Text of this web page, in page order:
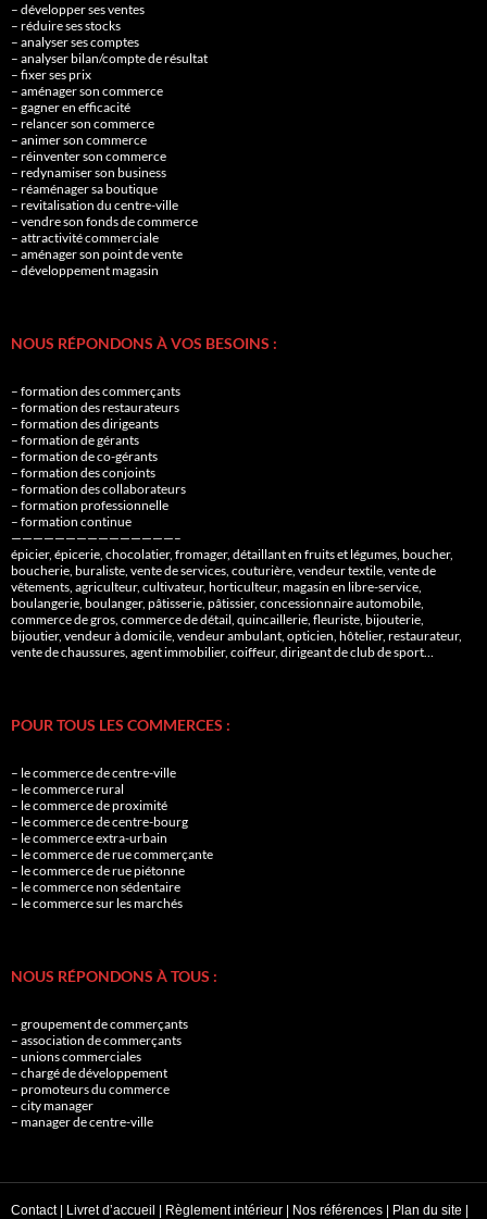
– développer ses ventes
– réduire ses stocks
– analyser ses comptes
– analyser bilan/compte de résultat
– fixer ses prix
– aménager son commerce
– gagner en efficacité
– relancer son commerce
– animer son commerce
– réinventer son commerce
– redynamiser son business
– réaménager sa boutique
– revitalisation du centre-ville
– vendre son fonds de commerce
– attractivité commerciale
– aménager son point de vente
– développement magasin
NOUS RÉPONDONS À VOS BESOINS :
– formation des commerçants
– formation des restaurateurs
– formation des dirigeants
– formation de gérants
– formation de co-gérants
– formation des conjoints
– formation des collaborateurs
– formation professionnelle
– formation continue
———————————————–
épicier, épicerie, chocolatier, fromager, détaillant en fruits et légumes, boucher,
boucherie, buraliste, vente de services, couturière, vendeur textile, vente de
vêtements, agriculteur, cultivateur, horticulteur, magasin en libre-service,
boulangerie, boulanger, pâtisserie, pâtissier, concessionnaire automobile,
commerce de gros, commerce de détail, quincaillerie, fleuriste, bijouterie,
bijoutier, vendeur à domicile, vendeur ambulant, opticien, hôtelier, restaurateur,
vente de chaussures, agent immobilier, coiffeur, dirigeant de club de sport…
POUR TOUS LES COMMERCES :
– le commerce de centre-ville
– le commerce rural
– le commerce de proximité
– le commerce de centre-bourg
– le commerce extra-urbain
– le commerce de rue commerçante
– le commerce de rue piétonne
– le commerce non sédentaire
– le commerce sur les marchés
NOUS RÉPONDONS À TOUS :
– groupement de commerçants
– association de commerçants
– unions commerciales
– chargé de développement
– promoteurs du commerce
– city manager
– manager de centre-ville
Contact| Livret d’accueil Règlement intérieur Nos références Plan du site